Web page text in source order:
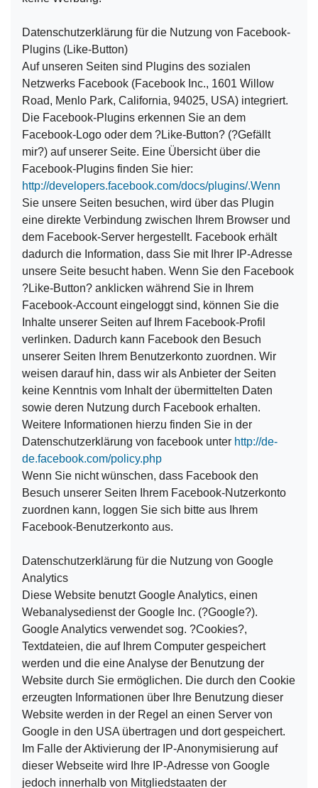
Datenschutzerklärung für die Nutzung von Facebook-
Plugins (Like-Button)
Auf unseren Seiten sind Plugins des sozialen
Netzwerks Facebook (Facebook Inc., 1601 Willow
Road, Menlo Park, California, 94025, USA) integriert.
Die Facebook-Plugins erkennen Sie an dem
Facebook-Logo oder dem ?Like-Button? (?Gefällt
mir?) auf unserer Seite. Eine Übersicht über die
Facebook-Plugins finden Sie hier:
http://developers.facebook.com/docs/plugins/.Wenn
Sie unsere Seiten besuchen, wird über das Plugin
eine direkte Verbindung zwischen Ihrem Browser und
dem Facebook-Server hergestellt. Facebook erhält
dadurch die Information, dass Sie mit Ihrer IP-Adresse
unsere Seite besucht haben. Wenn Sie den Facebook
?Like-Button? anklicken während Sie in Ihrem
Facebook-Account eingeloggt sind, können Sie die
Inhalte unserer Seiten auf Ihrem Facebook-Profil
verlinken. Dadurch kann Facebook den Besuch
unserer Seiten Ihrem Benutzerkonto zuordnen. Wir
weisen darauf hin, dass wir als Anbieter der Seiten
keine Kenntnis vom Inhalt der übermittelten Daten
sowie deren Nutzung durch Facebook erhalten.
Weitere Informationen hierzu finden Sie in der
Datenschutzerklärung von facebook unter http://de-
de.facebook.com/policy.php
Wenn Sie nicht wünschen, dass Facebook den
Besuch unserer Seiten Ihrem Facebook-Nutzerkonto
zuordnen kann, loggen Sie sich bitte aus Ihrem
Facebook-Benutzerkonto aus.
Datenschutzerklärung für die Nutzung von Google
Analytics
Diese Website benutzt Google Analytics, einen
Webanalysedienst der Google Inc. (?Google?).
Google Analytics verwendet sog. ?Cookies?,
Textdateien, die auf Ihrem Computer gespeichert
werden und die eine Analyse der Benutzung der
Website durch Sie ermöglichen. Die durch den Cookie
erzeugten Informationen über Ihre Benutzung dieser
Website werden in der Regel an einen Server von
Google in den USA übertragen und dort gespeichert.
Im Falle der Aktivierung der IP-Anonymisierung auf
dieser Webseite wird Ihre IP-Adresse von Google
jedoch innerhalb von Mitgliedstaaten der